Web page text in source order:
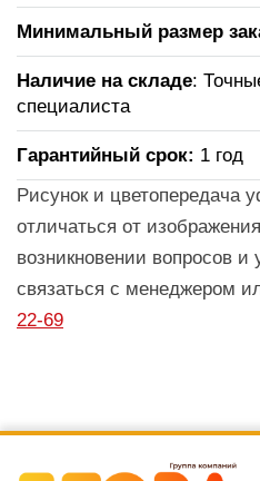
Минимальный размер
Наличие на складе:
специалиста
Гарантийный срок: 1 год
Рисунок и цветопередача
отличаться от
возникновении вопросов и
связаться с менеджером
22-69